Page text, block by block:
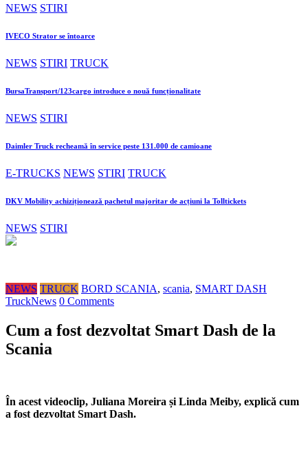
NEWS STIRI
IVECO Strator se întoarce
NEWS STIRI TRUCK
BursaTransport/123cargo introduce o nouă funcționalitate
NEWS STIRI
Daimler Truck recheamă în service peste 131.000 de camioane
E-TRUCKS NEWS STIRI TRUCK
DKV Mobility achiziționează pachetul majoritar de acțiuni la Tolltickets
NEWS STIRI
NEWS TRUCK BORD SCANIA, scania, SMART DASH
TruckNews 0 Comments
Cum a fost dezvoltat Smart Dash de la
Scania
În acest videoclip, Juliana Moreira și Linda Meiby, explică cum
a fost dezvoltat Smart Dash.